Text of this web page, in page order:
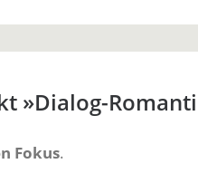
»Dialog-
Fokus.